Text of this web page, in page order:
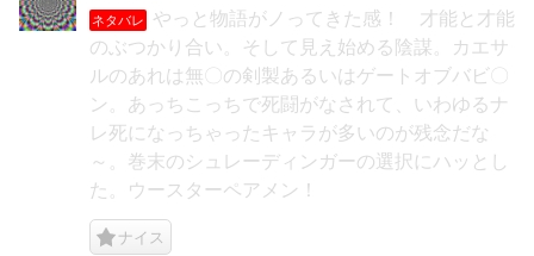
ネタバレ
やっと物語がノってきた感！ 才能と才能
のぶつかり合い。そして見え始める陰謀。カエサ
ルのあれは無〇の剣製あるいはゲートオブバビ〇
ン。あっちこっちで死闘がなされて、いわゆるナ
レ死になっちゃったキャラが多いのが残念だな
～。巻末のシュレーディンガーの選択にハッとし
た。ウースターペアメン！
ナイス